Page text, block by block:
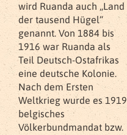
wird Ruanda auch „Land
der tausend Hügel“
genannt. Von 1884 bis
1916 war Ruanda als
Teil Deutsch-Ostafrikas
eine deutsche Kolonie.
Nach dem Ersten
Weltkrieg wurde es 1919
belgisches
Völkerbundmandat bzw.